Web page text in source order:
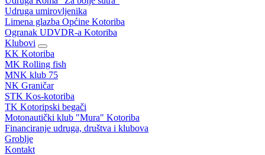
Udruga umirovljenika
Limena glazba Općine Kotoriba
Ogranak UDVDR-a Kotoriba
Klubovi
KK Kotoriba
MK Rolling fish
MNK klub 75
NK Graničar
STK Kos-kotoriba
TK Kotoripski begači
Motonautički klub "Mura" Kotoriba
Financiranje udruga, društva i klubova
Groblje
Kontakt